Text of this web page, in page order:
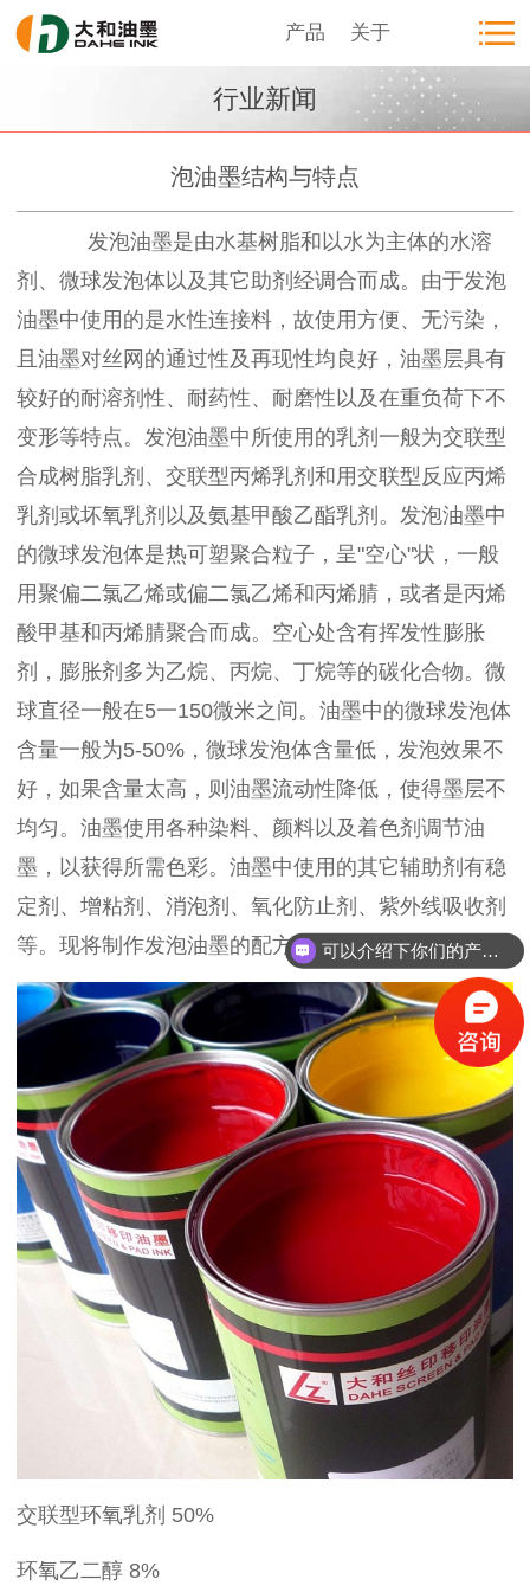
产品 关于
行业新闻
泡油墨结构与特点
发泡油墨是由水基树脂和以水为主体的水溶
剂、微球发泡体以及其它助剂经调合而成。由于发泡
油墨中使用的是水性连接料，故使用方便、无污染，
且油墨对丝网的通过性及再现性均良好，油墨层具有
较好的耐溶剂性、耐药性、耐磨性以及在重负荷下不
变形等特点。发泡油墨中所使用的乳剂一般为交联型
合成树脂乳剂、交联型丙烯乳剂和用交联型反应丙烯
乳剂或坏氧乳剂以及氨基甲酸乙酯乳剂。发泡油墨中
的微球发泡体是热可塑聚合粒子，呈"空心"状，一般
用聚偏二氯乙烯或偏二氯乙烯和丙烯腈，或者是丙烯
酸甲基和丙烯腈聚合而成。空心处含有挥发性膨胀
剂，膨胀剂多为乙烷、丙烷、丁烷等的碳化合物。微
球直径一般在5一150微米之间。油墨中的微球发泡体
含量一般为5-50%，微球发泡体含量低，发泡效果不
好，如果含量太高，则油墨流动性降低，使得墨层不
均匀。油墨使用各种染料、颜料以及着色剂调节油
墨，以获得所需色彩。油墨中使用的其它辅助剂有稳
定剂、增粘剂、消泡剂、氧化防止剂、紫外线吸收剂
等。现将制作发泡油墨的配方介绍如下。
交联型环氧乳剂 50%
环氧乙二醇 8%
可以介绍下你们的产品么？